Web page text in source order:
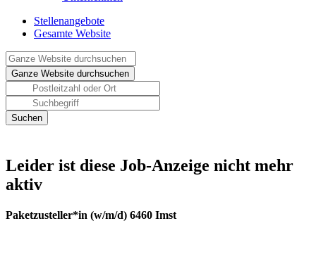
Stellenangebote
Gesamte Website
Leider ist diese Job-Anzeige nicht mehr
aktiv
Paketzusteller*in (w/m/d) 6460 Imst